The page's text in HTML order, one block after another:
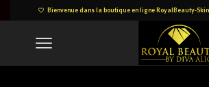
Bienvenue dans la boutique en ligne RoyalBeauty-